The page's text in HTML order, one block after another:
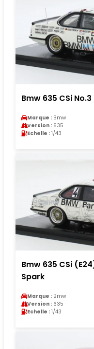
Bmw 635 CSi
Marque : Bmw
Version : 635
Echelle : 1/43
Bmw 635 CSi
Spark
Marque : Bmw
Version : 635
Echelle : 1/43